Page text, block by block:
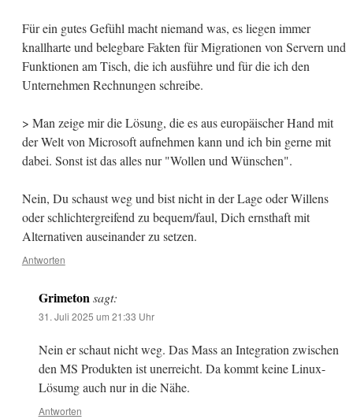
Für ein gutes Gefühl macht niemand was, es liegen immer
knallharte und belegbare Fakten für Migrationen von Servern und
Funktionen am Tisch, die ich ausführe und für die ich den
Unternehmen Rechnungen schreibe.
> Man zeige mir die Lösung, die es aus europäischer Hand mit
der Welt von Microsoft aufnehmen kann und ich bin gerne mit
dabei. Sonst ist das alles nur "Wollen und Wünschen".
Nein, Du schaust weg und bist nicht in der Lage oder Willens
oder schlichtergreifend zu bequem/faul, Dich ernsthaft mit
Alternativen auseinander zu setzen.
Antworten
Grimeton sagt:
31. Juli 2025 um 21:33 Uhr
Nein er schaut nicht weg. Das Mass an Integration zwischen
den MS Produkten ist unerreicht. Da kommt keine Linux-
Lösumg auch nur in die Nähe.
Antworten